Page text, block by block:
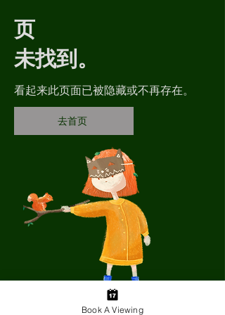
页
未找到。
看起来此页面已被隐藏或不再存在。
去首页
Book A Viewing